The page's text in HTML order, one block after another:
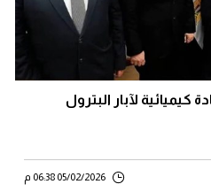
كيميائية لآبار البترول
05/02/2026 06:38 م